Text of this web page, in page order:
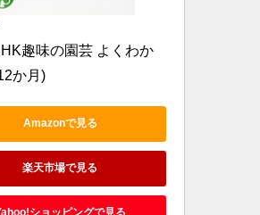
趣味の園芸 よくわか
か月)
Amazonで見る
楽天市場で見る